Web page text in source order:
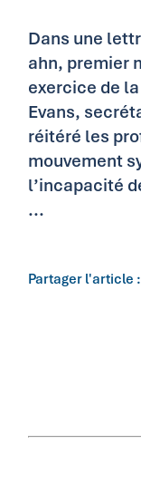
Dans une
ahn, premier
exercice de
Evans,
réitéré les
mouvement
l’incapacité
...
Partager l'article :